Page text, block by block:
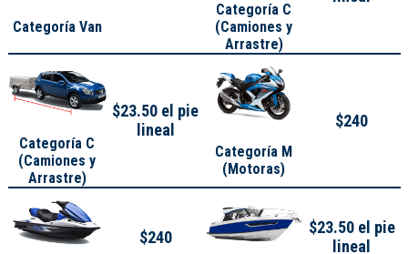
Categoría Van
Categoría C
(Camiones y
Arrastre)
Categoría C
(Camiones y
Arrastre)
$23.50 el pie
lineal
Categoría M
(Motoras)
$240
$240
$23.50 el pie
lineal